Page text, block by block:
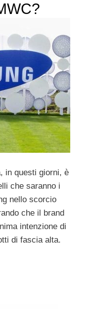
in questi giorni, è
che saranno i
nello scorcio
che il brand
intenzione di
di fascia alta.